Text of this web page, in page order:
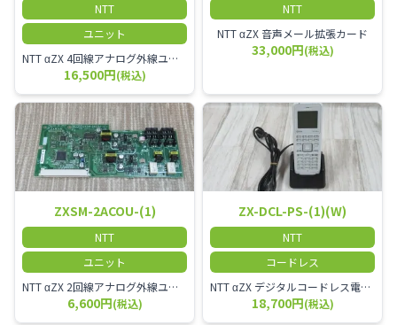
NTT
ユニット
NTT αZX 4回線アナログ外線ユニット アナログ4ch収容ユニット
16,500円(税込)
NTT
NTT αZX 音声メール拡張カード
33,000円(税込)
ZXSM-2ACOU-(1)
NTT
ユニット
NTT αZX 2回線アナログ外線ユニット
6,600円(税込)
ZX-DCL-PS-(1)(W)
NTT
コードレス
NTT αZX デジタルコードレス電話機 対応主装置及びアンテナを使用してご利用いただけます。 特に工場や倉庫等、オフィスから離れたところで作業をされている方に適しています。
18,700円(税込)